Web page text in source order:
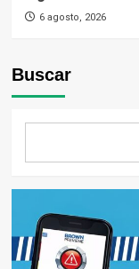
6 agosto, 2026
Buscar